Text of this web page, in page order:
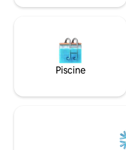
Piscine